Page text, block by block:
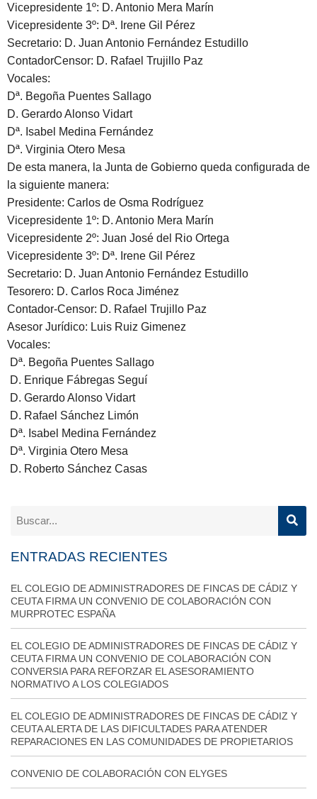
Vicepresidente 1º: D. Antonio Mera Marín
Vicepresidente 3º: Dª. Irene Gil Pérez
Secretario: D. Juan Antonio Fernández Estudillo
ContadorCensor: D. Rafael Trujillo Paz
Vocales:
Dª. Begoña Puentes Sallago
D. Gerardo Alonso Vidart
Dª. Isabel Medina Fernández
Dª. Virginia Otero Mesa
De esta manera, la Junta de Gobierno queda configurada de
la siguiente manera:
Presidente: Carlos de Osma Rodríguez
Vicepresidente 1º: D. Antonio Mera Marín
Vicepresidente 2º: Juan José del Rio Ortega
Vicepresidente 3º: Dª. Irene Gil Pérez
Secretario: D. Juan Antonio Fernández Estudillo
Tesorero: D. Carlos Roca Jiménez
Contador-Censor: D. Rafael Trujillo Paz
Asesor Jurídico: Luis Ruiz Gimenez
Vocales:
Dª. Begoña Puentes Sallago
D. Enrique Fábregas Seguí
D. Gerardo Alonso Vidart
D. Rafael Sánchez Limón
Dª. Isabel Medina Fernández
Dª. Virginia Otero Mesa
D. Roberto Sánchez Casas
ENTRADAS RECIENTES
EL COLEGIO DE ADMINISTRADORES DE FINCAS DE CÁDIZ Y
CEUTA FIRMA UN CONVENIO DE COLABORACIÓN CON
MURPROTEC ESPAÑA
EL COLEGIO DE ADMINISTRADORES DE FINCAS DE CÁDIZ Y
CEUTA FIRMA UN CONVENIO DE COLABORACIÓN CON
CONVERSIA PARA REFORZAR EL ASESORAMIENTO
NORMATIVO A LOS COLEGIADOS
EL COLEGIO DE ADMINISTRADORES DE FINCAS DE CÁDIZ Y
CEUTA ALERTA DE LAS DIFICULTADES PARA ATENDER
REPARACIONES EN LAS COMUNIDADES DE PROPIETARIOS
CONVENIO DE COLABORACIÓN CON ELYGES